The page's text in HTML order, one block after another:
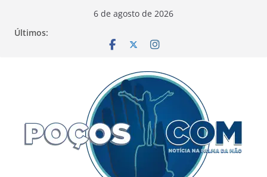
6 de agosto de 2026
Últimos: